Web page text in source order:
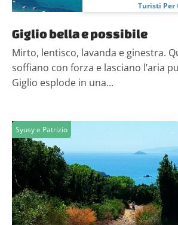
Turisti Per
Giglio bella e possibile
Mirto, lentisco, lavanda e ginestra.
soffiano con forza e lasciano l’aria
Giglio esplode in una...
Syusy e Patrizio